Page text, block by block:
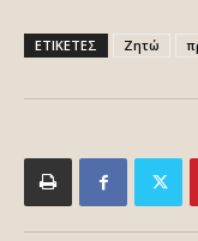
ΕΤΙΚΕΤΕΣ Ζητώ